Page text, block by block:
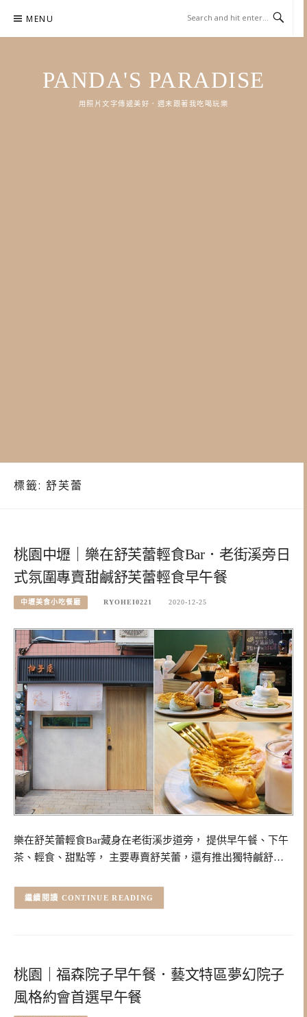
content
MENU
PANDA'S PARADISE
用照片文字傳遞美好．週末跟著我吃喝玩樂
標籤: 舒芙蕾
桃園中壢｜樂在舒芙蕾輕食Bar．老街溪旁日
式氛圍專賣甜鹹舒芙蕾輕食早午餐
中壢美食小吃餐廳 RYOHEI0221 2020-12-25
樂在舒芙蕾輕食Bar藏身在老街溪步道旁， 提供早午餐、下午
茶、輕食、甜點等， 主要專賣舒芙蕾，還有推出獨特鹹舒…
CONTINUE READING
桃園｜福森院子早午餐．藝文特區夢幻院子
風格約會首選早午餐